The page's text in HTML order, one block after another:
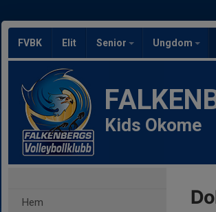
FVBK Elit Senior Ungdom
Kids Okome
Hem